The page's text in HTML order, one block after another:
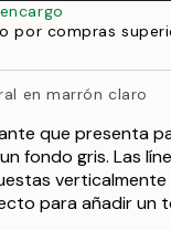
por compras
en marrón claro
que presenta
fondo gris. Las
para añadir un